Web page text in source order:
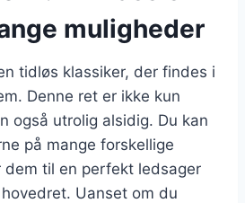
muligheder
tidløs klassiker, der findes i
Denne ret er ikke kun
også utrolig alsidig. Du kan
på mange forskellige
dem til en perfekt ledsager
Uanset om du